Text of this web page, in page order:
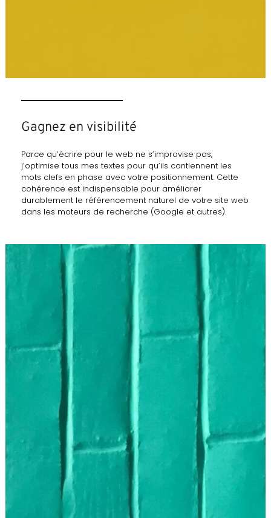
Gagnez en visibilité
Parce qu’écrire pour le web ne s’improvise pas,
j’optimise tous mes textes pour qu’ils contiennent les
mots clefs en phase avec votre positionnement. Cette
cohérence est indispensable pour améliorer
durablement le référencement naturel de votre site web
dans les moteurs de recherche (Google et autres).